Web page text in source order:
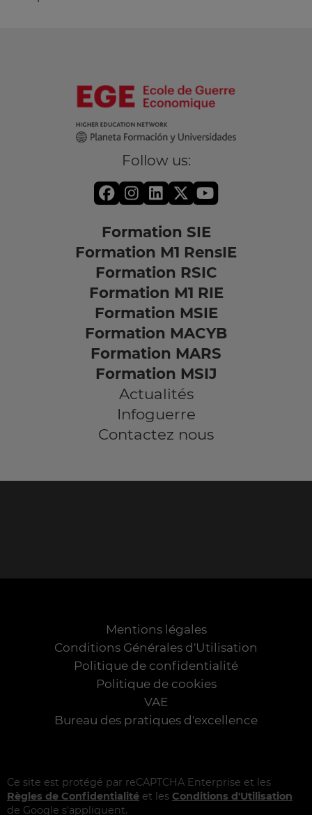
Follow us:
Formation SIE
Formation M1 RensIE
Formation RSIC
Formation M1 RIE
Formation MSIE
Formation MACYB
Formation MARS
Formation MSIJ
Actualités
Infoguerre
Contactez nous
Mentions légales
Conditions Générales d'Utilisation
Politique de confidentialité
Politique de cookies
VAE
Bureau des pratiques d'excellence
Ce site est protégé par reCAPTCHA Enterprise et les
Règles de Confidentialité et les Conditions d'Utilisation
de Google s'appliquent.